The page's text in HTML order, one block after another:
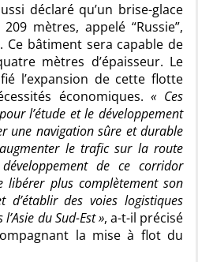
déclaré qu’un brise-glace
mètres, appelé “Russie”,
Ce bâtiment sera capable de
mètres d’épaisseur. Le
l’expansion de cette flotte
économiques.« Ces
l’étude et le développement
une navigation sûre et durable
le trafic sur la route
de ce corridor
libérer plus complètement son
d’établir des voies logistiques
du Sud-Est », a-t-il précisé
la mise à flot du